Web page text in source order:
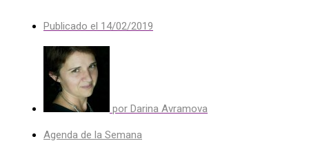
Publicado el 14/02/2019
por Darina Avramova
Agenda de la Semana